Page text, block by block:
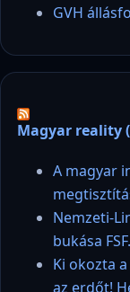
GVH
Magyar reality
A magyar
Nemzeti-
bukása
Ki okozta
az erdőt!